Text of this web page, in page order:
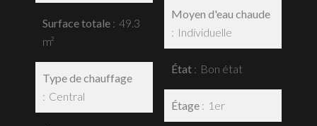
Surface totale
49.3
m²
Type de chauffage
Central
Moyen d'eau chaude
Individuelle
État Bon état
Étage 1er